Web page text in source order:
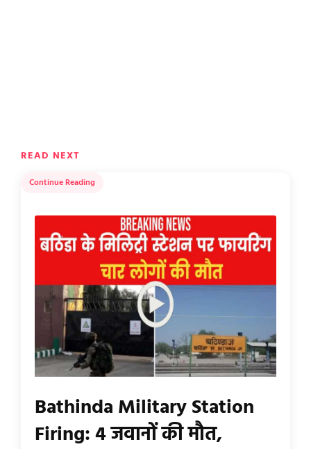
READ NEXT
Continue Reading
Bathinda Military Station
Firing: 4 जवानों की मौत,